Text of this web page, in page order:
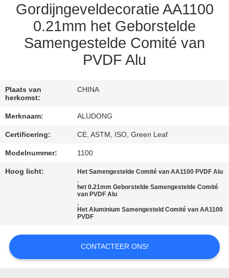
NIEUWS
GEVALLEN
VRAAG
EEN
OFFERTE
SITEMAP
PRIVACYBELEID
Gordijngeveldecoratie AA1100
0.21mm het Geborstelde
Samengestelde Comité van
PVDF Alu
Plaats van
herkomst:
CHINA
Merknaam: ALUDONG
Certificering: CE, ASTM, ISO, Green Leaf
Modelnummer: 1100
Hoog licht: Het Samengestelde Comité van AA1100 PVDF Alu
,
het 0.21mm Geborstelde Samengestelde Comité
van PVDF Alu
,
Het Aluminium Samengesteld Comité van AA1100
PVDF
CONTACTEER ONS!